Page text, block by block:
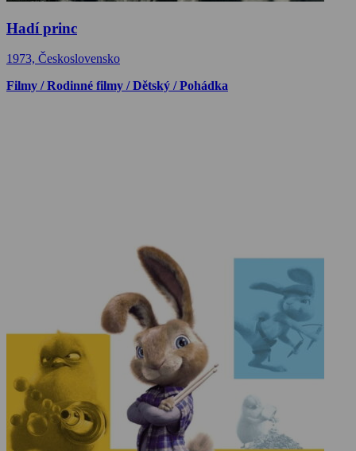
Hadí princ
1973, Československo
Filmy / Rodinné filmy / Dětský / Pohádka